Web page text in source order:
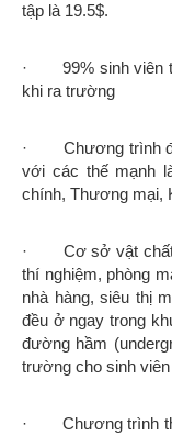
tập là 19.5$.
· 99% sinh viên
khi ra trường
· Chương trình
với các thế mạnh
chính, Thương mại,
· Cơ sở vật chất
thí nghiệm, phòng
nhà hàng, siêu thị
đều ở ngay trong
đường hầm
trường cho sinh viên
· Chương trình